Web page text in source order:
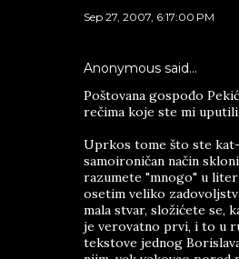
Sep 27, 2007, 6:17:00 PM
Anonymous said…
Poštovana gospođo
rečima koje ste mi uputili.
Uprkos tome što ste kat-
samoironičan način
razumete "mnogo" u
osetim veliko
mala stvar, složićete se,
je verovatno prvi, i to u
tekstove jednog